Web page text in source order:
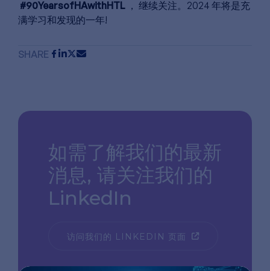
#90YearsofHAwithHTL ， 继续关注。2024 年将是充
满学习和发现的一年!
SHARE
如需了解我们的最新
消息, 请关注我们的
LinkedIn
访问我们的 LINKEDIN 页面